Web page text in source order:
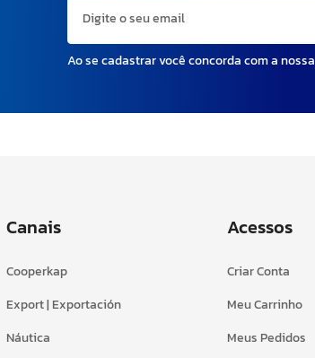
Ao se cadastrar você concorda com a nossa
Canais
Cooperkap
Export | Exportación
Náutica
Acessos
Criar Conta
Meu Carrinho
Meus Pedidos